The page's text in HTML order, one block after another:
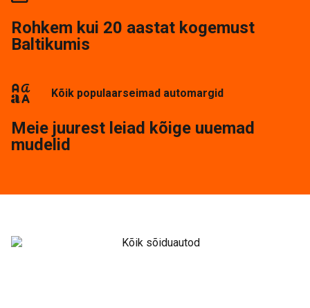
Rohkem kui 20 aastat kogemust
Baltikumis
Kõik populaarseimad automargid
Meie juurest leiad kõige uuemad
mudelid